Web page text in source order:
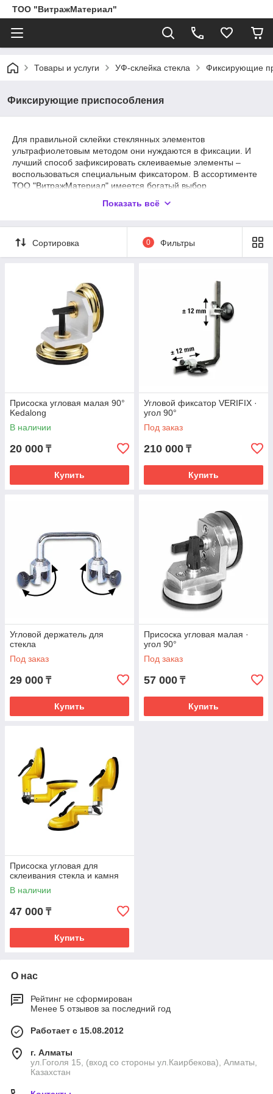
ТОО "ВитражМатериал"
Товары и услуги УФ-склейка стекла Фиксирующие
Фиксирующие приспособления
Для правильной склейки стеклянных элементов
ультрафиолетовым методом они нуждаются в фиксации. И
лучший способ зафиксировать склеиваемые элементы –
воспользоваться специальным фиксатором. В ассортименте
ТОО "ВитражМатериал" имеется богатый выбор
щипцовых и магнитных приспособлений для скрепления
справляются со своими функциями и имеют большой
рабочий ресурс.
Показать всё
Сортировка 0 Фильтры
Присоска угловая малая 90°
Kedalong
В наличии
20 000 ₸
Купить
Угловой фиксатор VERIFIX ·
угол 90°
Под заказ
210 000 ₸
Купить
Угловой держатель для
стекла
Под заказ
29 000 ₸
Купить
Присоска угловая малая ·
угол 90°
Под заказ
57 000 ₸
Купить
Присоска угловая для
склеивания стекла и камня
В наличии
47 000 ₸
Купить
О нас
Рейтинг не сформирован
Менее 5 отзывов за последний год
Работает с 15.08.2012
г. Алматы
ул.Гоголя 15, (вход со стороны ул.Каирбекова), Алматы,
Казахстан